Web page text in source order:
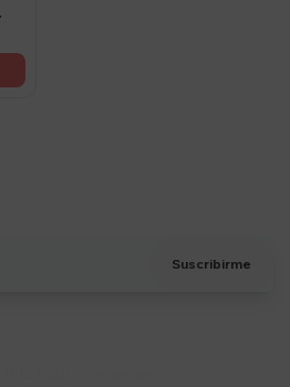
Suscribirme